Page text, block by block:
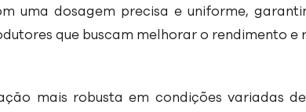
uma dosagem precisa e uniforme,
que buscam melhorar o rendimento e
mais robusta em condições variadas